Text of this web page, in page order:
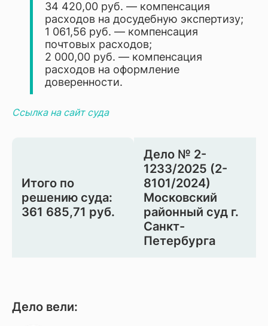
34 420,00 руб. — компенсация
расходов на досудебную экспертизу;
1 061,56 руб. — компенсация
почтовых расходов;
2 000,00 руб. — компенсация
расходов на оформление
доверенности.
Ссылка на сайт суда
Итого по
решению суда:
361 685,71 руб.
Дело № 2-
1233/2025 (2-
8101/2024)
Московский
районный суд г.
Санкт-
Петербурга
Дело вели: